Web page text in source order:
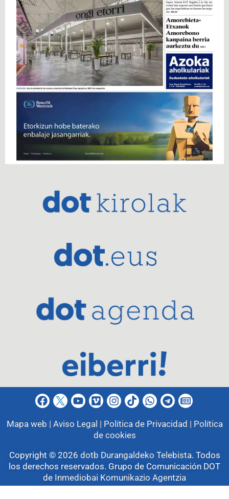
Mapa web | Aviso Legal | Política de Privacidad | Política
de cookies
Copyright © 2026 dotb Durangaldeko Telebista. Todos
los derechos reservados. Grupo de Comunicación DOT
de Inmediobai Komunikazio Agentzia